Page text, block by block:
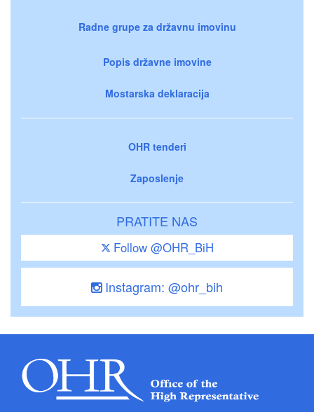
Radne grupe za državnu imovinu
Popis državne imovine
Mostarska deklaracija
OHR tenderi
Zaposlenje
PRATITE NAS
Follow @OHR_BiH
Instagram: @ohr_bih